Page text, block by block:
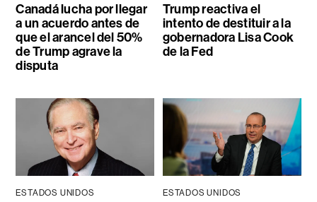
Canadá lucha por llegar
a un acuerdo antes de
que el arancel del 50%
de Trump agrave la
disputa
Trump reactiva el
intento de destituir a la
gobernadora Lisa Cook
de la Fed
ESTADOS UNIDOS ESTADOS UNIDOS